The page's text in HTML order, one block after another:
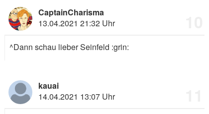
CaptainCharisma
13.04.2021 21:32 Uhr
^Dann schau lieber Seinfeld :grin:
kauai
14.04.2021 13:07 Uhr